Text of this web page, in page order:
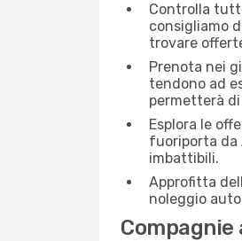
Controlla
consigliamo
trovare
Prenota nei
tendono ad
permetterà
Esplora le
fuoriporta da
imbattibili.
Approfitta
noleggio
Compagnie